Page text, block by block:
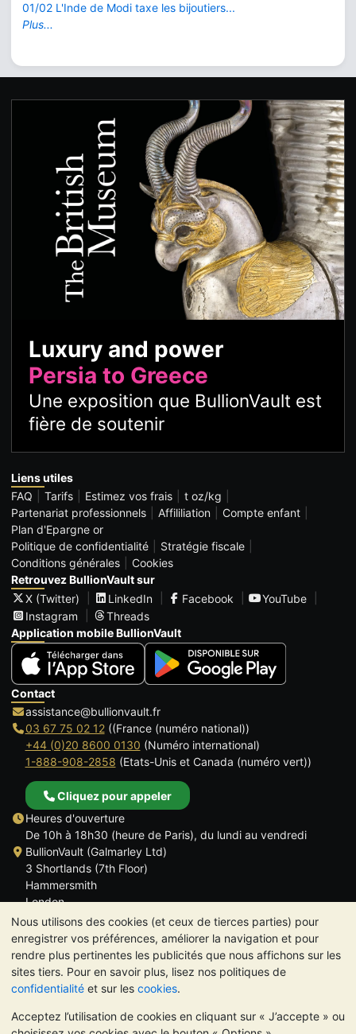
Nous utilisons des cookies (et ceux de tierces parties) pour
enregistrer vos préférences, améliorer la navigation et pour
rendre plus pertinentes les publicités que nous affichons sur les
sites tiers. Pour en savoir plus, lisez nos politiques de
confidentialité et sur les cookies.
Acceptez l’utilisation de cookies en cliquant sur « J’accepte » ou
01/02 L'Inde de Modi taxe les bijoutiers...
Plus...
Luxury and power
Persia to Greece
Une exposition que BullionVault est
fière de soutenir
Liens utiles
FAQ
Tarifs Estimez vos frais
t oz/kg
Partenariat professionnels
Affililiation
Compte enfant
Plan d'Epargne or
Politique de confidentialité
Stratégie fiscale
Conditions générales
Cookies
Retrouvez BullionVault sur
X (Twitter)
LinkedIn Facebook
YouTube
Instagram
Threads
Application mobile BullionVault
Contact
assistance@bullionvault.fr
03 67 75 02 12((France (numéro national))
+44 (0)20 8600 0130 (Numéro international)
1-888-908-2858 (Etats-Unis et Canada (numéro vert))
Cliquez pour appeler
Heures d'ouverture
De 10h à 18h30 (heure de Paris), du lundi au vendredi
BullionVault (Galmarley Ltd)
3 Shortlands (7th Floor)
Hammersmith
London
W6 8DA
ROYAUME UNI
TrustScore 4.6 | 534 avis